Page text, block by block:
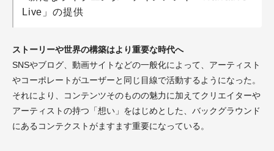
Live」の提供
ストーリーや世界の構築はより重要な時代へ
SNSやブログ、動画サイトなどの一般化によって、アーティスト
やコーポレートがユーザーと同じ目線で活動するようになった。
それにより、コンテンツそのものの魅力に加えてクリエイターや
アーティストの持つ「想い」をはじめとした、バックグラウンド
にあるコンテクストがますます重要になっている。